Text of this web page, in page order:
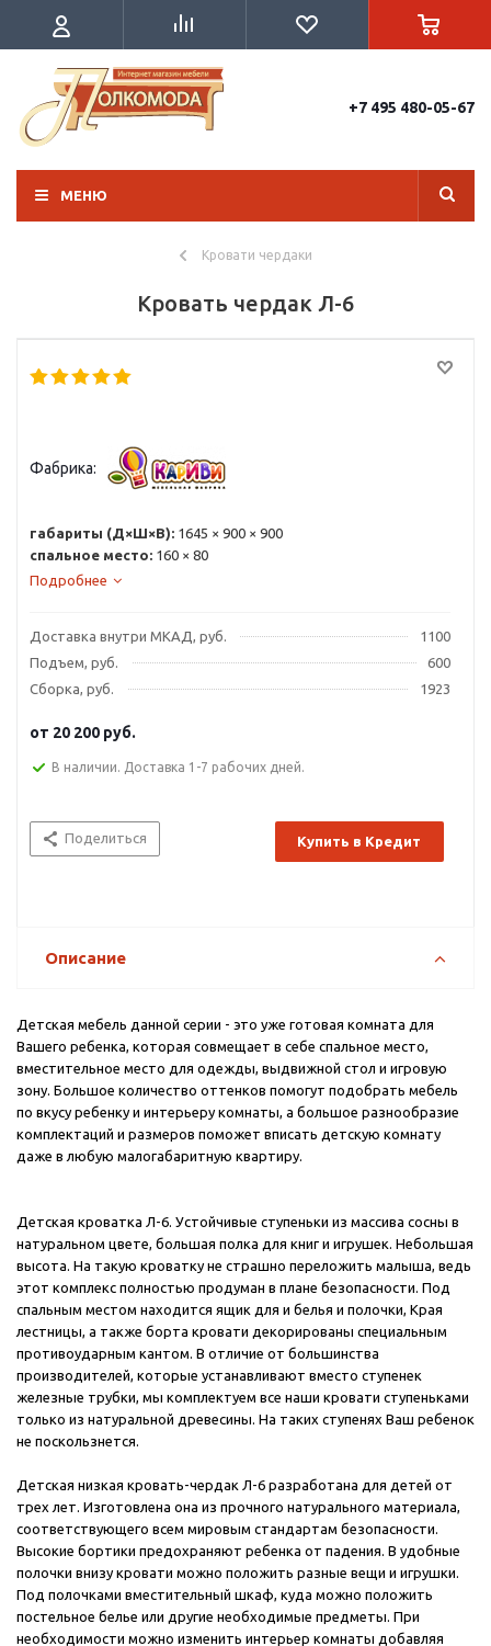
+7 495 480-05-67
МЕНЮ
Кровати чердаки
Кровать чердак Л-6
Фабрика:
габариты (Д×Ш×В): 1645 × 900 × 900
спальное место: 160 × 80
Подробнее
Доставка внутри МКАД, руб.
1100
Подъем, руб.
600
Сборка, руб.
1923
от 20 200 руб.
В наличии. Доставка 1-7 рабочих дней.
Поделиться Купить в Кредит
Описание
Детская мебель данной серии - это уже готовая комната для
Вашего ребенка, которая совмещает в себе спальное место,
вместительное место для одежды, выдвижной стол и игровую
зону. Большое количество оттенков помогут подобрать мебель
по вкусу ребенку и интерьеру комнаты, а большое разнообразие
комплектаций и размеров поможет вписать детскую комнату
даже в любую малогабаритную квартиру.
Детская кроватка Л-6. Устойчивые ступеньки из массива сосны в
натуральном цвете, большая полка для книг и игрушек. Небольшая
высота. На такую кроватку не страшно переложить малыша, ведь
этот комплекс полностью продуман в плане безопасности. Под
спальным местом находится ящик для и белья и полочки, Края
лестницы, а также борта кровати декорированы специальным
противоударным кантом. В отличие от большинства
производителей, которые устанавливают вместо ступенек
железные трубки, мы комплектуем все наши кровати ступеньками
только из натуральной древесины. На таких ступенях Ваш ребенок
не поскользнется.
Детская низкая кровать-чердак Л-6 разработана для детей от
трех лет. Изготовлена она из прочного натурального материала,
соответствующего всем мировым стандартам безопасности.
Высокие бортики предохраняют ребенка от падения. В удобные
полочки внизу кровати можно положить разные вещи и игрушки.
Под полочками вместительный шкаф, куда можно положить
постельное белье или другие необходимые предметы. При
необходимости можно изменить интерьер комнаты добавляя